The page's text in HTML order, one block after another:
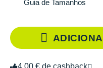
Guia de Tamanhos
4.00 € de cashback